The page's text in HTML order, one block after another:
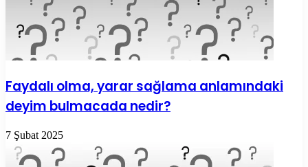
Faydalı olma, yarar sağlama anlamındaki
deyim bulmacada nedir?
7 Şubat 2025